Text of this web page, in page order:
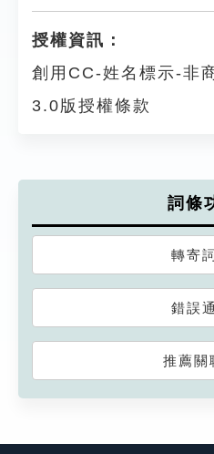
授權資訊：
創用CC-姓名標示-非
3.0版授權條款
詞條
轉寄
錯誤
推薦關